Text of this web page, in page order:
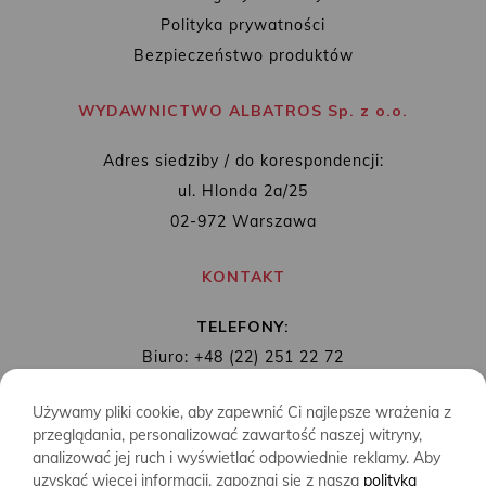
Polityka prywatności
Bezpieczeństwo produktów
WYDAWNICTWO ALBATROS Sp. z o.o.
Adres siedziby / do korespondencji:
ul. Hlonda 2a/25
02-972 Warszawa
KONTAKT
TELEFONY:
Biuro: +48 (22) 251 22 72
MAIL: biuro@wydawnictwoalbatros.com
Używamy pliki cookie, aby zapewnić Ci najlepsze wrażenia z
przeglądania, personalizować zawartość naszej witryny,
analizować jej ruch i wyświetlać odpowiednie reklamy. Aby
uzyskać więcej informacji, zapoznaj się z naszą polityką